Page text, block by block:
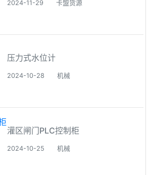
2024-11-29 卡盟货源
压力式水位计
2024-10-28 机械
灌区闸门PLC控制柜
2024-10-25 机械